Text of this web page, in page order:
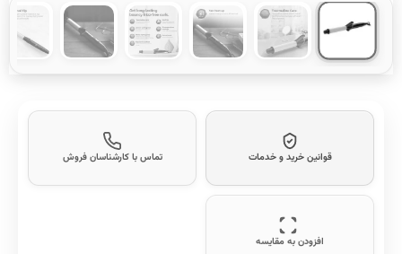
قوانین خرید و خدمات تماس با کارشناسان فروش
افزودن به مقایسه